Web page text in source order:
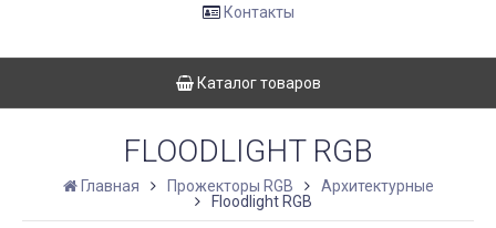
Контакты
Каталог товаров
FLOODLIGHT RGB
Главная Прожекторы RGB
Архитектурные
Floodlight RGB